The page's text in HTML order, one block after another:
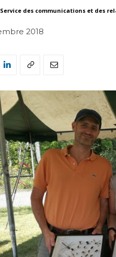
Service des communications et des
2018